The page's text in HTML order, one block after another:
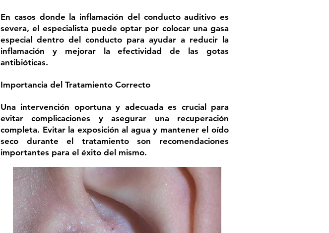
En casos donde la inflamación del conducto auditivo es
severa, el especialista puede optar por colocar una gasa
especial dentro del conducto para ayudar a reducir la
inflamación y mejorar la efectividad de las gotas
antibióticas.
Importancia del Tratamiento Correcto
Una intervención oportuna y adecuada es crucial para
evitar complicaciones y asegurar una recuperación
completa. Evitar la exposición al agua y mantener el oído
seco durante el tratamiento son recomendaciones
importantes para el éxito del mismo.